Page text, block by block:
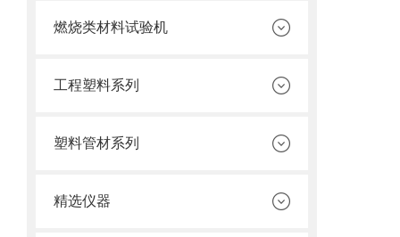
燃烧类材料试验机
工程塑料系列
塑料管材系列
精选仪器